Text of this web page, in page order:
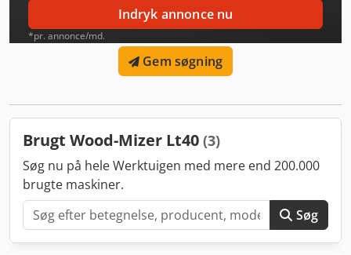
Indryk annonce nu
*pr. annonce/md.
Gem søgning
Brugt Wood-Mizer Lt40 (3)
Søg nu på hele Werktuigen med mere end 200.000
brugte maskiner.
Søg